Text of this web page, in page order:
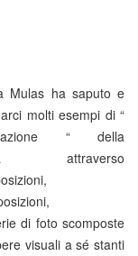
Mulas ha saputo e
molti esempi di “
“ della
attraverso
di foto scomposte
visuali a sé stanti